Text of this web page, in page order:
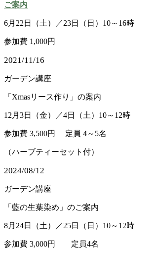
ご案内
6月22日（土）／23日（日）10～16時
​参加費 1,000円
​2021/11/16
ガーデン講座
「Xmasリース作り」の案内
12月3日（金）／4日（土）10～12時
​参加費 3,500円 定員 4～5名
（ハーブティーセット付）
​2024/08/12
ガーデン講座
「藍の生葉染め」のご案内
8月24日（土）／25日（日）10～12時
​参加費 3,000円 定員4名